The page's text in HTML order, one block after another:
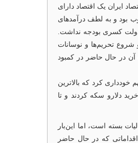
از ایرانیان برای حفاظت از دارایی خود این است که چه باید کرد؟ از ابتدای دهه ۹۰ خورشیدی، اقتصاد ایران یک اقتصاد دارای
بود و به لطف درآمدهای
دولت کسری بودجه نداشت.
شروع تحریم‌ها و نوسانات
در حال حاضر در کمبود
کرد که بالاترین
خرید دلارو سکه کردند و تا
بسته است، اما این‌بار
که در حال حاضر